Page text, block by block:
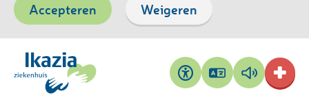
Accepteren Weigeren
Toegankelijkheid
Pagina
vertalen
Pagina
voorlezen